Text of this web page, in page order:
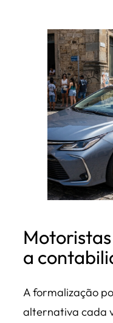
a
A formalização
alternativa cada